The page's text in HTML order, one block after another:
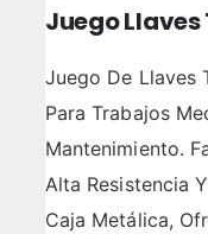
Juego Llaves
Juego De Llaves
Para Trabajos
Mantenimiento.
Alta Resistencia
Caja Metálica,